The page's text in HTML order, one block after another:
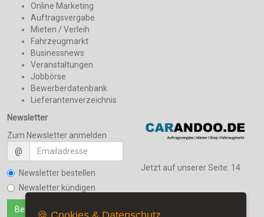
Online Marketing
Auftragsvergabe
Mieten / Verleih
Fahrzeugmarkt
Businessnews
Veranstaltungen
Jobbörse
Bewerberdatenbank
Lieferantenverzeichnis
Newsletter
Zum Newsletter anmelden
@
Newsletter bestellen
Newsletter kündigen
Jetzt auf unserer Seite: 14